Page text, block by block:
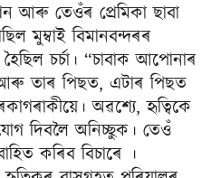
আৰু তেওঁৰ প্ৰেমিকা ছাবা
মুম্বাই বিমানবন্দৰৰ
চৰ্চা। “চাবাক আপোনাৰ
আৰু তাৰ পিছত, এটাৰ পিছত
অৱশ্যে, হৃত্বিকে
দিবলৈ অনিচ্ছুক। তেওঁ
কৰিব বিচাৰে ।